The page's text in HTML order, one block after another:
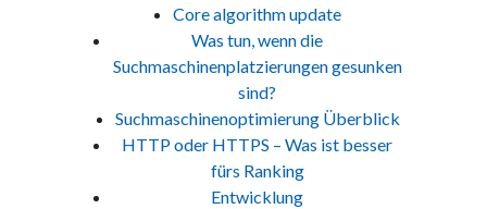
Core algorithm update
Was tun, wenn die
Suchmaschinenplatzierungen gesunken
sind?
Suchmaschinenoptimierung Überblick
HTTP oder HTTPS – Was ist besser
fürs Ranking
Entwicklung